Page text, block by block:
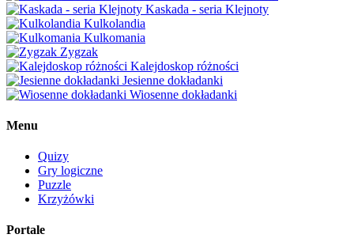
Kaskada - seria Klejnoty
Kulkolandia
Kulkomania
Zygzak
Kalejdoskop różności
Jesienne dokładanki
Wiosenne dokładanki
Menu
Quizy
Gry logiczne
Puzzle
Krzyżówki
Portale